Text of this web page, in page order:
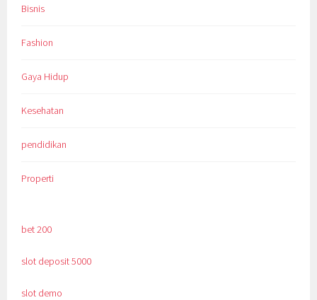
Bisnis
Fashion
Gaya Hidup
Kesehatan
pendidikan
Properti
bet 200
slot deposit 5000
slot demo